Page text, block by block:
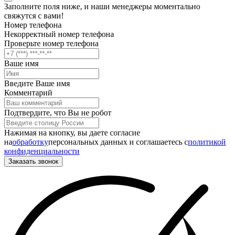
Заполните поля ниже, и наши менеджеры моментально
свяжутся с вами!
Номер телефона
Некорректный номер телефона
Проверьте номер телефона
Ваше имя
Введите Ваше имя
Комментарий
Подтвердите, что Вы не робот
Нажимая на кнопку, вы даете согласие
наобработкуперсональных данных и соглашаетесь cполитикой
конфиденциальности
Заказать звонок